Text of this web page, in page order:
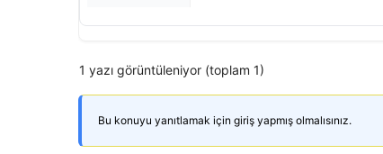
1 yazı görüntüleniyor (toplam 1)
Bu konuyu yanıtlamak için giriş yapmış olmalısınız.